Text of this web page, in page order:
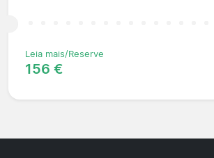
Leia mais/Reserve
156 €